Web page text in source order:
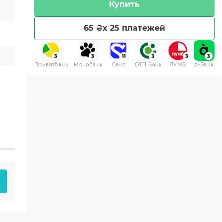
Купить
65 ₴x 25 платежей
Приватбанк Монобанк Сенс ОТП Банк ПУМБ A-Банк